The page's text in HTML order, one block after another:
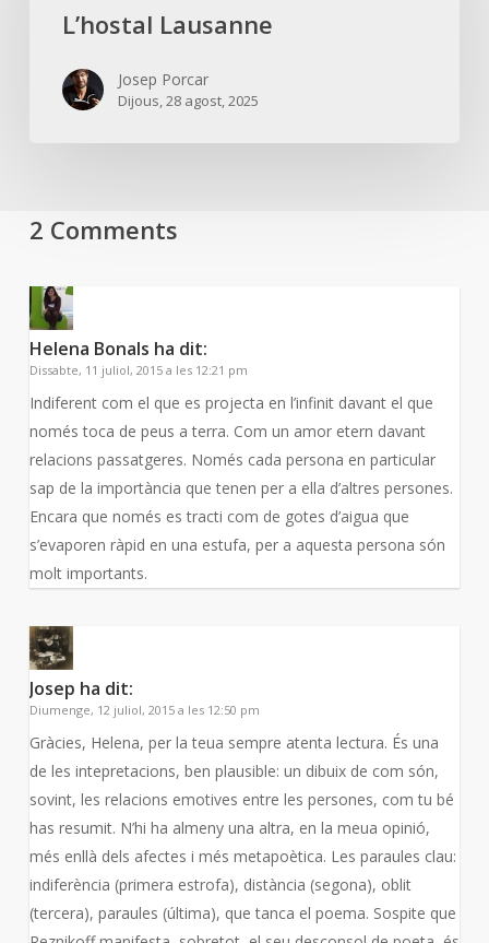
L’hostal Lausanne
Josep Porcar
Dijous, 28 agost, 2025
2 Comments
Helena Bonals ha dit:
Dissabte, 11 juliol, 2015 a les 12:21 pm
Indiferent com el que es projecta en l’infinit davant el que
només toca de peus a terra. Com un amor etern davant
relacions passatgeres. Només cada persona en particular
sap de la importància que tenen per a ella d’altres persones.
Encara que només es tracti com de gotes d’aigua que
s’evaporen ràpid en una estufa, per a aquesta persona són
molt importants.
Josep ha dit:
Diumenge, 12 juliol, 2015 a les 12:50 pm
Gràcies, Helena, per la teua sempre atenta lectura. És una
de les intepretacions, ben plausible: un dibuix de com són,
sovint, les relacions emotives entre les persones, com tu bé
has resumit. N’hi ha almeny una altra, en la meua opinió,
més enllà dels afectes i més metapoètica. Les paraules clau:
indiferència (primera estrofa), distància (segona), oblit
(tercera), paraules (última), que tanca el poema. Sospite que